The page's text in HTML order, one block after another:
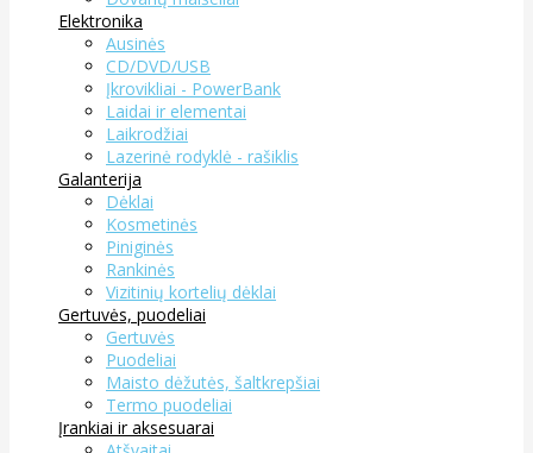
Elektronika
Ausinės
CD/DVD/USB
Įkrovikliai - PowerBank
Laidai ir elementai
Laikrodžiai
Lazerinė rodyklė - rašiklis
Galanterija
Dėklai
Kosmetinės
Piniginės
Rankinės
Vizitinių kortelių dėklai
Gertuvės, puodeliai
Gertuvės
Puodeliai
Maisto dėžutės, šaltkrepšiai
Termo puodeliai
Įrankiai ir aksesuarai